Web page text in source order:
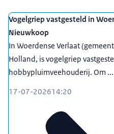
Vogelgriep vastgesteld in
Nieuwkoop
In Woerdense Verlaat
Holland, is vogelgriep
hobbypluimveehouderij. Om ...
17-07-202614:20